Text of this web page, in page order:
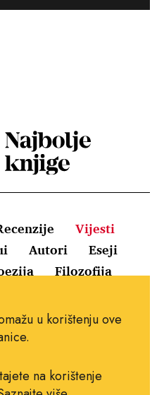
Vijesti
Autori
Eseji
Filozofija
Pravila o kolačićima
Impressum
u korištenju ove
na korištenje